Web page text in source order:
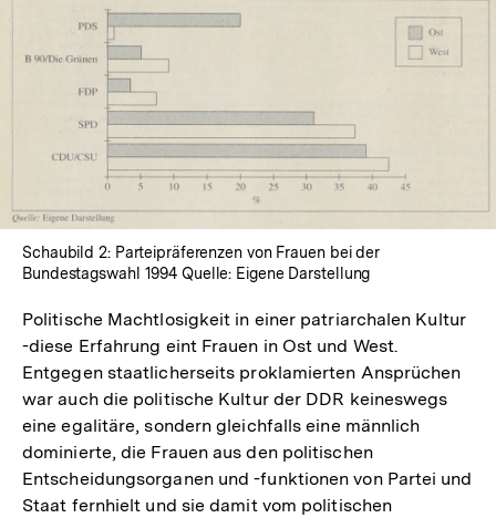
In
Lightbox
öffnen
Schaubild 2: Parteipräferenzen von Frauen bei der
Bundestagswahl 1994 Quelle: Eigene Darstellung
Politische Machtlosigkeit in einer patriarchalen Kultur
-diese Erfahrung eint Frauen in Ost und West.
Entgegen staatlicherseits proklamierten Ansprüchen
war auch die politische Kultur der DDR keineswegs
eine egalitäre, sondern gleichfalls eine männlich
dominierte, die Frauen aus den politischen
Entscheidungsorganen und -funktionen von Partei und
Staat fernhielt und sie damit vom politischen